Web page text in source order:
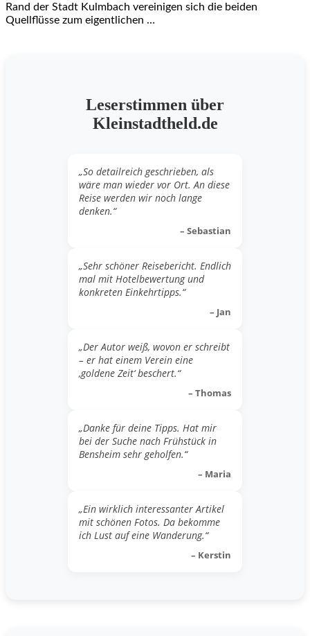
Rand der Stadt Kulmbach vereinigen sich die beiden
Quellflüsse zum eigentlichen …
Leserstimmen über
Kleinstadtheld.de
„So detailreich geschrieben, als
wäre man wieder vor Ort. An diese
Reise werden wir noch lange
denken.“
– Sebastian
„Sehr schöner Reisebericht. Endlich
mal mit Hotelbewertung und
konkreten Einkehrtipps.“
– Jan
„Der Autor weiß, wovon er schreibt
– er hat einem Verein eine
‚goldene Zeit‘ beschert.“
– Thomas
„Danke für deine Tipps. Hat mir
bei der Suche nach Frühstück in
Bensheim sehr geholfen.“
– Maria
„Ein wirklich interessanter Artikel
mit schönen Fotos. Da bekomme
ich Lust auf eine Wanderung.“
– Kerstin